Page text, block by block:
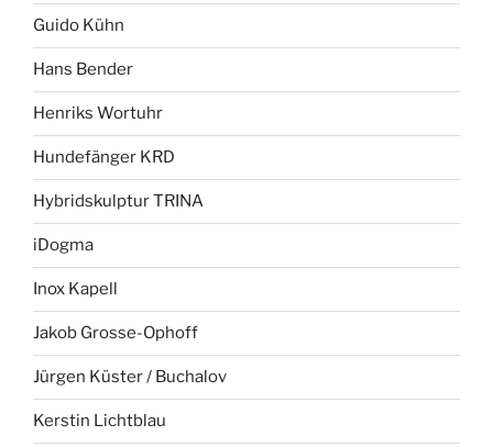
Guido Kühn
Hans Bender
Henriks Wortuhr
Hundefänger KRD
Hybridskulptur TRINA
iDogma
Inox Kapell
Jakob Grosse-Ophoff
Jürgen Küster / Buchalov
Kerstin Lichtblau